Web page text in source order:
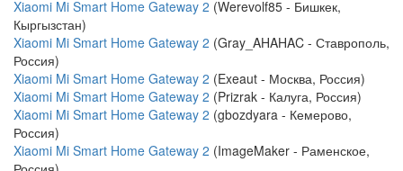
Xiaomi Mi Smart Home Gateway 2 (Werevolf85 - Бишкек,
Кыргызстан)
Xiaomi Mi Smart Home Gateway 2 (Gray_AHAHAC - Ставрополь,
Россия)
Xiaomi Mi Smart Home Gateway 2 (Exeaut - Москва, Россия)
Xiaomi Mi Smart Home Gateway 2 (Prizrak - Калуга, Россия)
Xiaomi Mi Smart Home Gateway 2 (gbozdyara - Кемерово,
Россия)
Xiaomi Mi Smart Home Gateway 2 (ImageMaker - Раменское,